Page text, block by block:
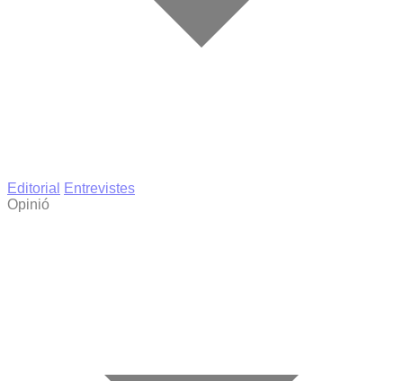
Editorial
Entrevistes
Opinió